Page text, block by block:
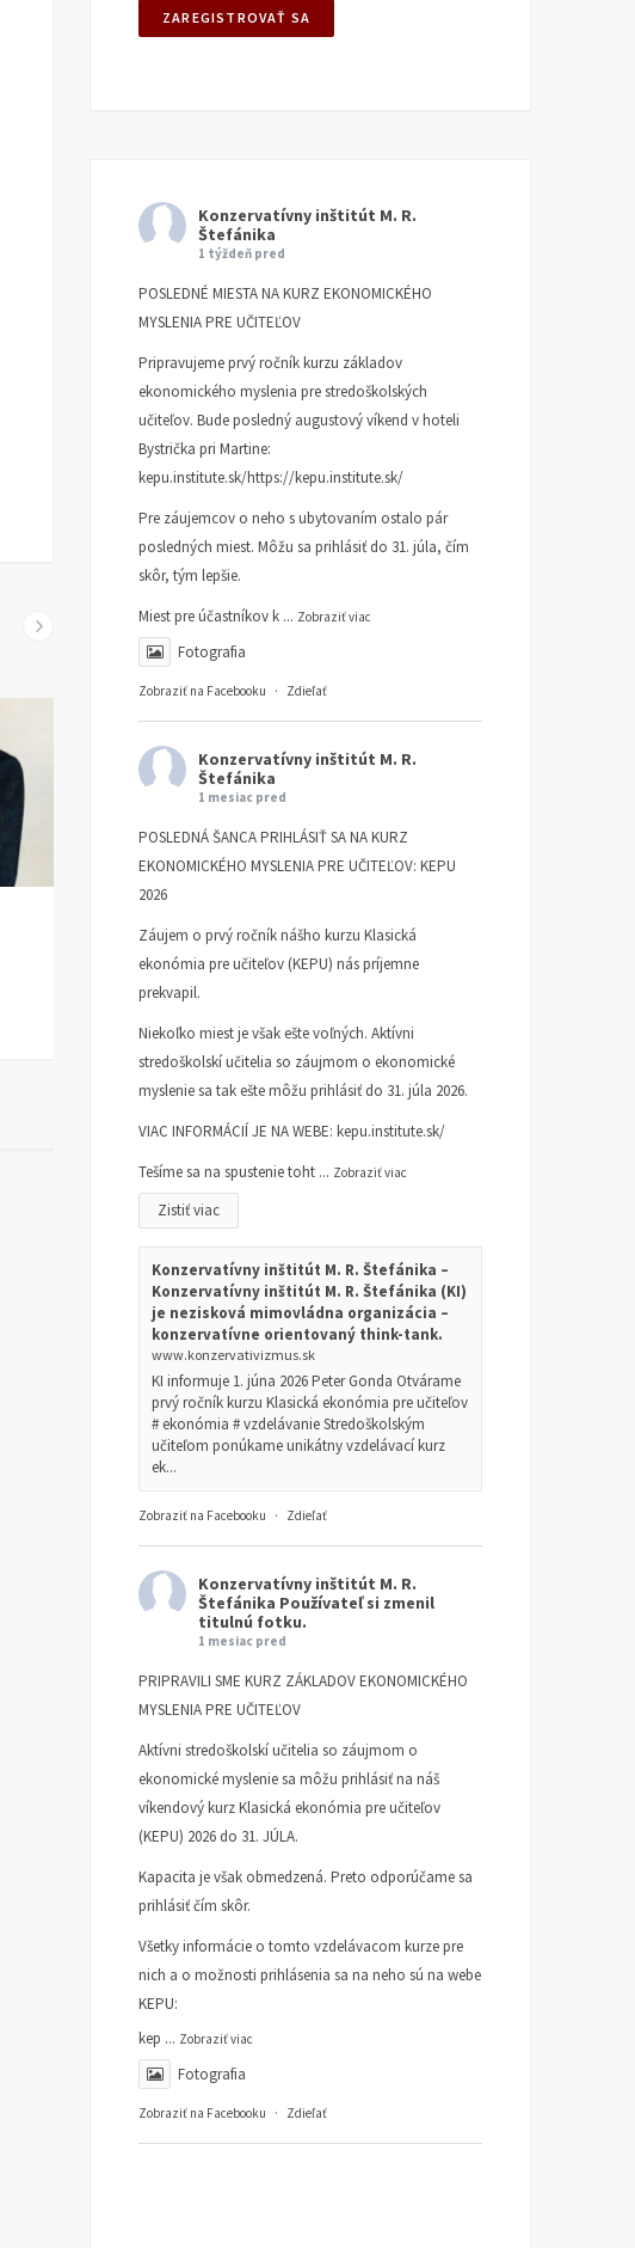
Prečo nie tri socialistické
kraje, a vlastne ani tých
osem z mečiarizmu
ČLÁNKY
19. AUGUSTA 2025
Konzervatívny inštitút M. R.
Štefánika
1 týždeň pred
POSLEDNÉ MIESTA NA KURZ EKONOMICKÉHO
MYSLENIA PRE UČITEĽOV
Pripravujeme prvý ročník kurzu základov
ekonomického myslenia pre stredoškolských
učiteľov. Bude posledný augustový víkend v hoteli
Bystrička pri Martine:
kepu.institute.sk/https://kepu.institute.sk/
Pre záujemcov o neho s ubytovaním ostalo pár
posledných miest. Môžu sa prihlásiť do 31. júla, čím
skôr, tým lepšie.
Miest pre účastníkov k ... Zobraziť viac
Fotografia
Zobraziť na Facebooku · Zdieľať
Konzervatívny inštitút M. R.
Štefánika
1 mesiac pred
POSLEDNÁ ŠANCA PRIHLÁSIŤ SA NA KURZ
EKONOMICKÉHO MYSLENIA PRE UČITEĽOV: KEPU
2026
Záujem o prvý ročník nášho kurzu Klasická
ekonómia pre učiteľov (KEPU) nás príjemne
prekvapil.
Niekoľko miest je však ešte voľných. Aktívni
stredoškolskí učitelia so záujmom o ekonomické
myslenie sa tak ešte môžu prihlásiť do 31. júla 2026.
VIAC INFORMÁCIÍ JE NA WEBE: kepu.institute.sk/
Tešíme sa na spustenie toht ... Zobraziť viac
Zistiť viac
Konzervatívny inštitút M. R. Štefánika –
Konzervatívny inštitút M. R. Štefánika (KI)
je nezisková mimovládna organizácia –
konzervatívne orientovaný think-tank.
www.konzervativizmus.sk
KI informuje 1. júna 2026 Peter Gonda Otvárame
prvý ročník kurzu Klasická ekonómia pre učiteľov
# ekonómia # vzdelávanie Stredoškolským
učiteľom ponúkame unikátny vzdelávací kurz
ek...
Zobraziť na Facebooku · Zdieľať
Konzervatívny inštitút M. R.
Štefánika Používateľ si zmenil
titulnú fotku.
1 mesiac pred
PRIPRAVILI SME KURZ ZÁKLADOV EKONOMICKÉHO
MYSLENIA PRE UČITEĽOV
Aktívni stredoškolskí učitelia so záujmom o
ekonomické myslenie sa môžu prihlásiť na náš
víkendový kurz Klasická ekonómia pre učiteľov
(KEPU) 2026 do 31. JÚLA.
Kapacita je však obmedzená. Preto odporúčame sa
prihlásiť čím skôr.
Všetky informácie o tomto vzdelávacom kurze pre
nich a o možnosti prihlásenia sa na neho sú na webe
KEPU:
kep ... Zobraziť viac
Fotografia
Zobraziť na Facebooku · Zdieľať